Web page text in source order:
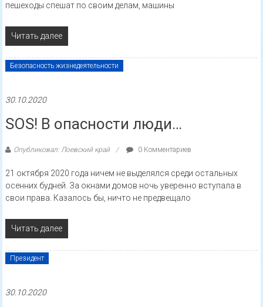
пешеходы спешат по своим делам, машины
Читать далее
Безопасность жизнедеятельности
30.10.2020
SOS! В опасности люди…
Опубликовал: Лоевский край 0 Комментариев
21 октября 2020 года ничем не выделялся среди остальных
осенних будней. За окнами домов ночь уверенно вступала в
свои права. Казалось бы, ничто не предвещало
Читать далее
Президент
30.10.2020